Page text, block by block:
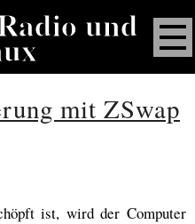
und
mit ZSwap
ist, wird der Computer